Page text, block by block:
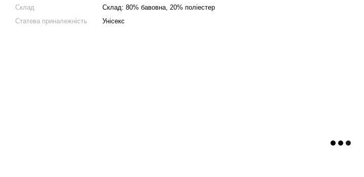
Склад
Склад: 80% бавовна, 20% поліестер
Статева приналежність
Унісекс